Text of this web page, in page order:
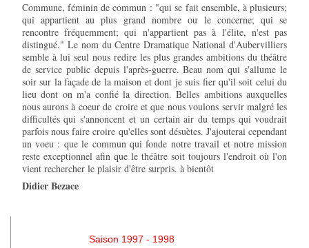
Commune, féminin de commun : "qui se fait ensemble, à plusieurs;
qui appartient au plus grand nombre ou le concerne; qui se
rencontre fréquemment; qui n'appartient pas à l'élite, n'est pas
distingué." Le nom du Centre Dramatique National d'Aubervilliers
semble à lui seul nous redire les plus grandes ambitions du théâtre
de service public depuis l'après-guerre. Beau nom qui s'allume le
soir sur la façade de la maison et dont je suis fier qu'il soit celui du
lieu dont on m'a confié la direction. Belles ambitions auxquelles
nous aurons à coeur de croire et que nous voulons servir malgré les
difficultés qui s'annoncent et un certain air du temps qui voudrait
parfois nous faire croire qu'elles sont désuètes. J'ajouterai cependant
un voeu : que le commun qui fonde notre travail et notre mission
reste exceptionnel afin que le théâtre soit toujours l'endroit où l'on
vient rechercher le plaisir d'être surpris. à bientôt
Didier Bezace
Saison 1997 - 1998